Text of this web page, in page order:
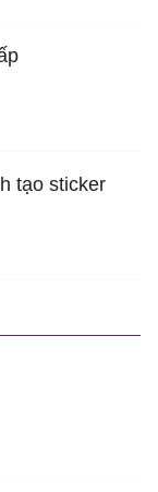
tạo sticker